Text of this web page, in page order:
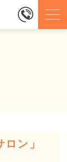
ン」